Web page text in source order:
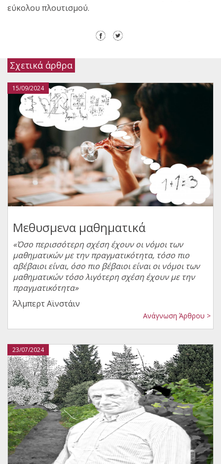
εύκολου πλουτισμού.
Σχετικά άρθρα
15/09/2024
Μεθυσμενα μαθηματικά
«Όσο περισσότερη σχέση έχουν οι νόμοι των
μαθηματικών με την πραγματικότητα, τόσο πιο
αβέβαιοι είναι, όσο πιο βέβαιοι είναι οι νόμοι των
μαθηματικών τόσο λιγότερη σχέση έχουν με την
πραγματικότητα»
Άλμπερτ Αϊνστάιν
Ανάγνωση Άρθρου >
23/07/2024